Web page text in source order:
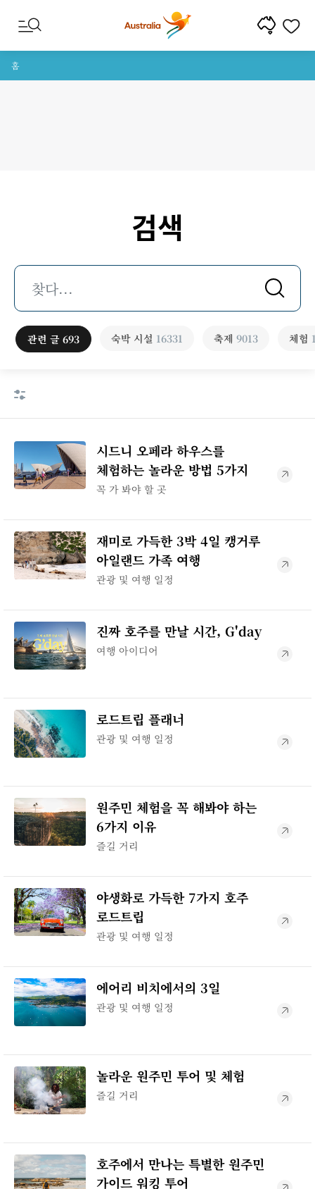
콘텐트로 건너뛰기
꼬리말 내비게이션으로 건너뛰기
홈
검색
찾다...
관련 글 693 숙박 시설 16331 축제 9013 체험
시드니 오페라 하우스를
체험하는 놀라운 방법 5가지
꼭 가 봐야 할 곳
재미로 가득한 3박 4일 캥거루
아일랜드 가족 여행
관광 및 여행 일정
진짜 호주를 만날 시간, G'day
여행 아이디어
로드트립 플래너
관광 및 여행 일정
원주민 체험을 꼭 해봐야 하는
6가지 이유
즐길 거리
야생화로 가득한 7가지 호주
로드트립
관광 및 여행 일정
에어리 비치에서의 3일
관광 및 여행 일정
놀라운 원주민 투어 및 체험
즐길 거리
호주에서 만나는 특별한 원주민
가이드 워킹 투어